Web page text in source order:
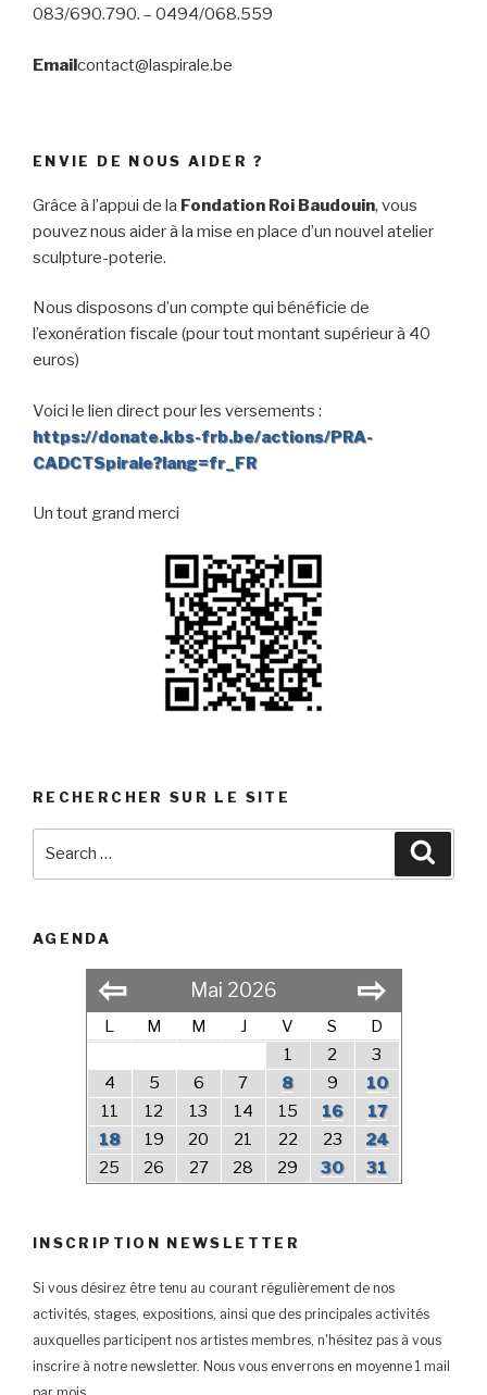
083/690.790. – 0494/068.559
Emailcontact@laspirale.be
ENVIE DE NOUS AIDER ?
Grâce à l’appui de la Fondation Roi Baudouin, vous
pouvez nous aider à la mise en place d’un nouvel atelier
sculpture-poterie.
Nous disposons d’un compte qui bénéficie de
l’exonération fiscale (pour tout montant supérieur à 40
euros)
Voici le lien direct pour les versements :
https://donate.kbs-frb.be/actions/PRA-
CADCTSpirale?lang=fr_FR
Un tout grand merci
RECHERCHER SUR LE SITE
AGENDA
⇦ Mai 2026 ⇨
L M M J V S
D
1
2
3
4
5 6 7 8 9
10
11
12 13 14 15 16
17
18
19 20 21 22 23
24
25
26 27 28 29 30 31
INSCRIPTION NEWSLETTER
Si vous désirez être tenu au courant régulièrement de nos
activités, stages, expositions, ainsi que des principales activités
auxquelles participent nos artistes membres, n'hésitez pas à vous
inscrire à notre newsletter. Nous vous enverrons en moyenne 1 mail